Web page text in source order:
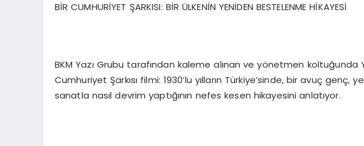
BİR CUMHURİYET ŞARKISI: BİR ÜLKENİN YENİDEN BESTELENME HİKAYESİ
BKM Yazı Grubu tarafından kaleme alınan ve yönetmen koltuğunda
Cumhuriyet Şarkısı filmi: 1930’lu yılların Türkiye’sinde, bir avuç genç,
sanatla nasıl devrim yaptığının nefes kesen hikayesini anlatıyor.